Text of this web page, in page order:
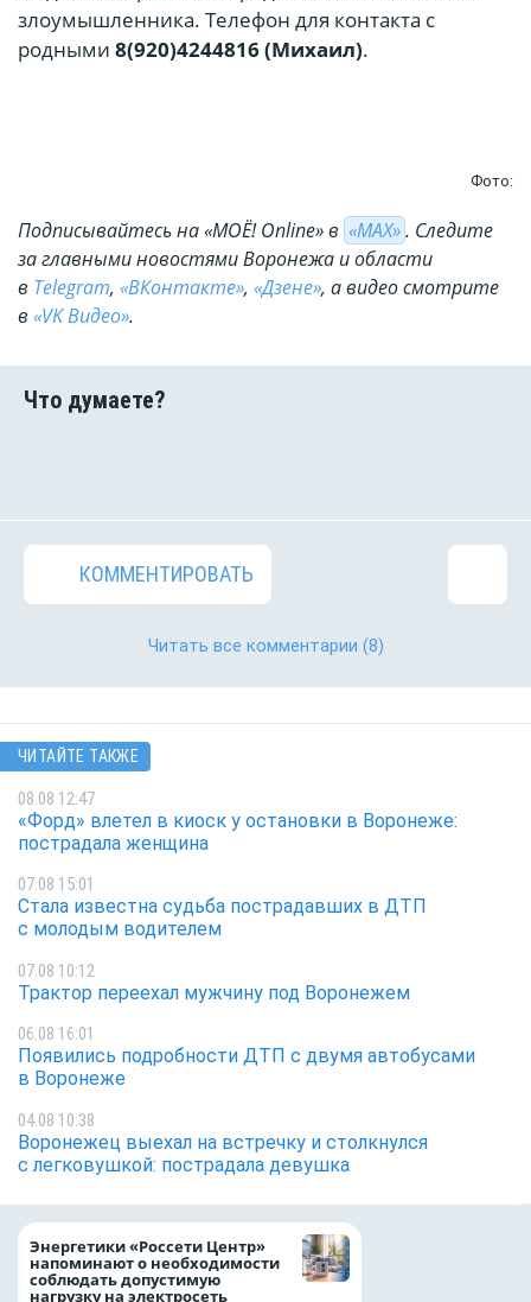
злоумышленника. Телефон для контакта с
родными 8(920)4244816 (Михаил).
Фото:
Подписывайтесь на «МОЁ! Online» в «МАХ». Cледите
за главными новостями Воронежа и области
в Telegram, «ВКонтакте», «Дзене», а видео смотрите
в «VK Видео».
КОММЕНТИРОВАТЬ
Читать все комментарии (8)
ЧИТАЙТЕ ТАКЖЕ
08.08 12:47
«Форд» влетел в киоск у остановки в Воронеже:
пострадала женщина
07.08 15:01
Стала известна судьба пострадавших в ДТП
с молодым водителем
07.08 10:12
Трактор переехал мужчину под Воронежем
06.08 16:01
Появились подробности ДТП с двумя автобусами
в Воронеже
04.08 10:38
Воронежец выехал на встречку и столкнулся
с легковушкой: пострадала девушка
Энергетики «Россети Центр»
напоминают о необходимости
соблюдать допустимую
нагрузку на электросеть